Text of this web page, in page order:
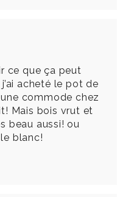
ce que ça peut
acheté le pot de
commode chez
Mais bois vrut et
beau aussi! ou
blanc!